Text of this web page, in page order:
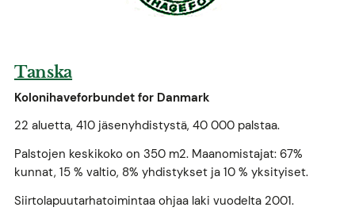
Tanska
Kolonihaveforbundet for Danmark
22 aluetta, 410 jäsenyhdistystä, 40 000 palstaa.
Palstojen keskikoko on 350 m2. Maanomistajat: 67%
kunnat, 15 % valtio, 8% yhdistykset ja 10 % yksityiset.
Siirtolapuutarhatoimintaa ohjaa laki vuodelta 2001.